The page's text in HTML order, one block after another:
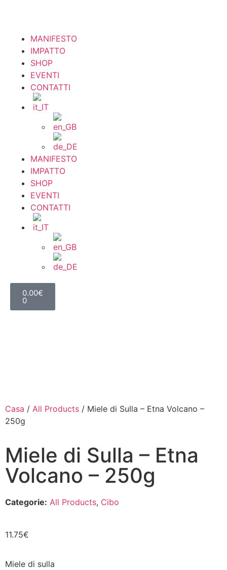
MANIFESTO
IMPATTO
SHOP
EVENTI
CONTATTI
MANIFESTO
IMPATTO
SHOP
EVENTI
CONTATTI
0.00€
0
Casa / All Products / Miele di Sulla – Etna Volcano –
250g
Miele di Sulla – Etna
Volcano – 250g
Categorie: All Products, Cibo
11.75€
Miele di sulla